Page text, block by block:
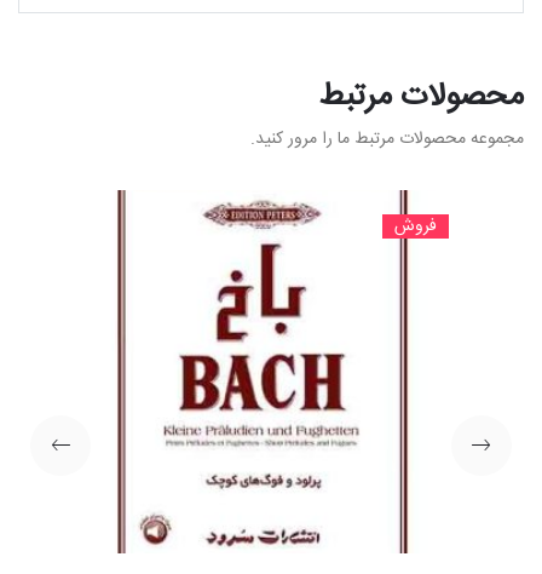
محصولات مرتبط
مجموعه محصولات مرتبط ما را مرور کنید.
فروش